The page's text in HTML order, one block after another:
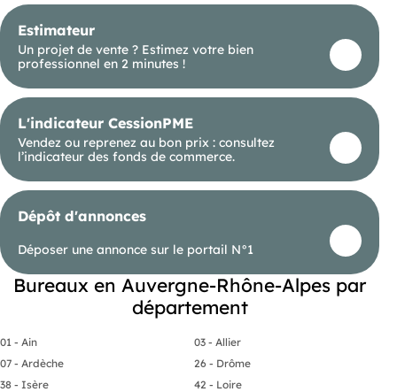
Estimateur
Un projet de vente ? Estimez votre bien
professionnel en 2 minutes !
L'indicateur CessionPME
Vendez ou reprenez au bon prix : consultez
l’indicateur des fonds de commerce.
Dépôt d'annonces
Déposer une annonce sur le portail N°1
Bureaux en Auvergne-Rhône-Alpes par
département
01 - Ain
03 - Allier
07 - Ardèche
26 - Drôme
38 - Isère
42 - Loire